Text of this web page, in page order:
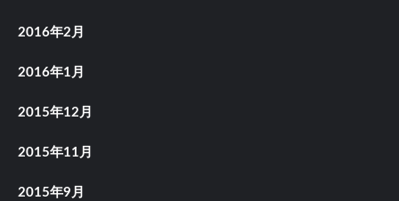
2016年2月
2016年1月
2015年12月
2015年11月
2015年9月